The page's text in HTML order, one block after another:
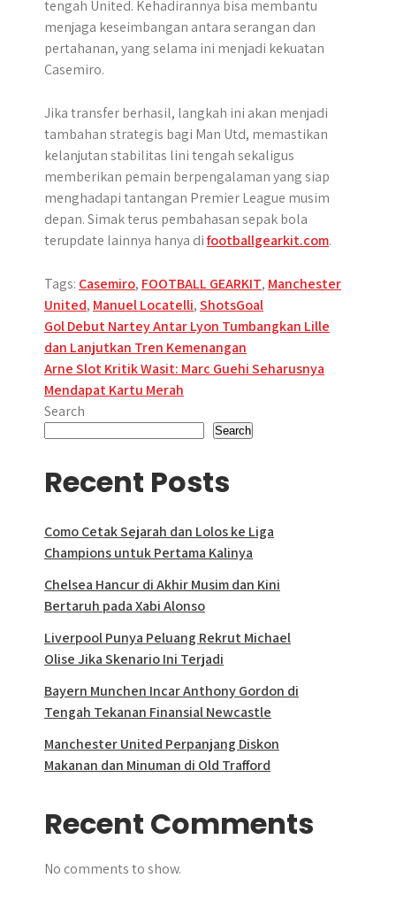
tengah United. Kehadirannya bisa membantu
menjaga keseimbangan antara serangan dan
pertahanan, yang selama ini menjadi kekuatan
Casemiro.
Jika transfer berhasil, langkah ini akan menjadi
tambahan strategis bagi Man Utd, memastikan
kelanjutan stabilitas lini tengah sekaligus
memberikan pemain berpengalaman yang siap
menghadapi tantangan Premier League musim
depan. Simak terus pembahasan sepak bola
terupdate lainnya hanya difootballgearkit.com.
Tags: Casemiro, FOOTBALL GEARKIT, Manchester
United, Manuel Locatelli,ShotsGoal
Post
navigation
Gol Debut Nartey Antar Lyon Tumbangkan Lille
dan Lanjutkan Tren Kemenangan
Arne Slot Kritik Wasit: Marc Guehi Seharusnya
Mendapat Kartu Merah
Search
Search
Recent Posts
Como Cetak Sejarah dan Lolos ke Liga
Champions untuk Pertama Kalinya
Chelsea Hancur di Akhir Musim dan Kini
Bertaruh pada Xabi Alonso
Liverpool Punya Peluang Rekrut Michael
Olise Jika Skenario Ini Terjadi
Bayern Munchen Incar Anthony Gordon di
Tengah Tekanan Finansial Newcastle
Manchester United Perpanjang Diskon
Makanan dan Minuman di Old Trafford
Recent Comments
No comments to show.